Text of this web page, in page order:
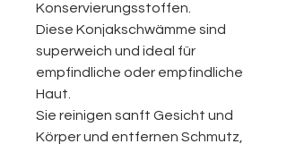
Konservierungsstoffen.
Diese Konjakschwämme sind
superweich und ideal für
empfindliche oder empfindliche
Haut.
Sie reinigen sanft Gesicht und
Körper und entfernen Schmutz,